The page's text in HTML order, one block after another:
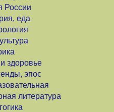
России
еда
здоровье
эпос
литература